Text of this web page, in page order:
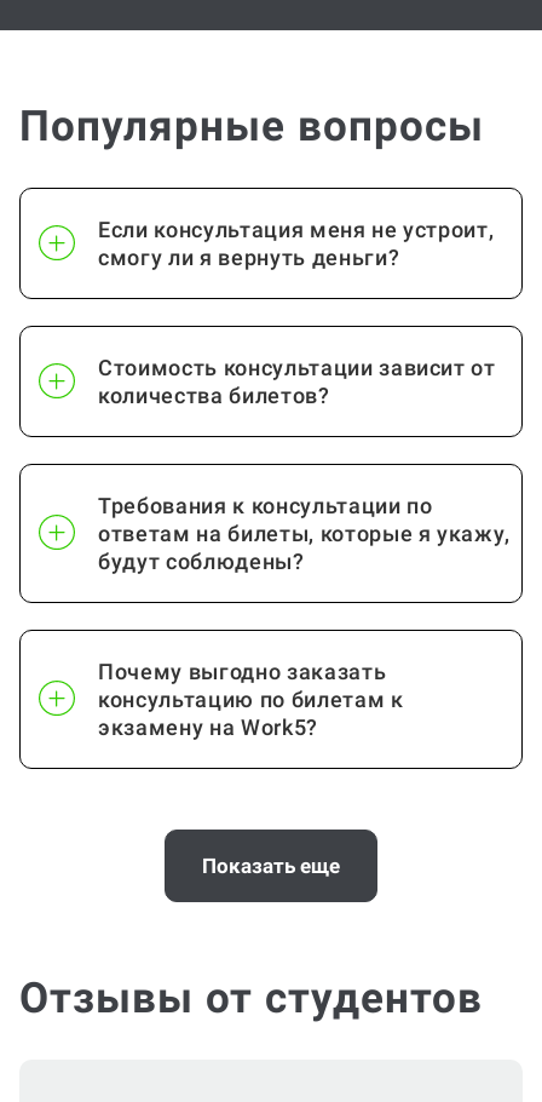
Популярные вопросы
Если консультация меня не устроит,
смогу ли я вернуть деньги?
Стоимость консультации зависит от
количества билетов?
Требования к консультации по
ответам на билеты, которые я укажу,
будут соблюдены?
Почему выгодно заказать
консультацию по билетам к
экзамену на Work5?
Когда и как нужно оплачивать
Показать еще
Отзывы от студентов